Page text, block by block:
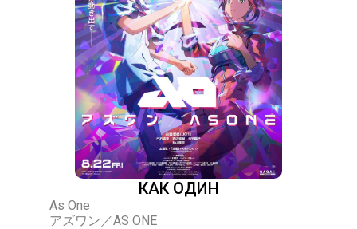
КАК ОДИН
As One
アズワン／AS ONE